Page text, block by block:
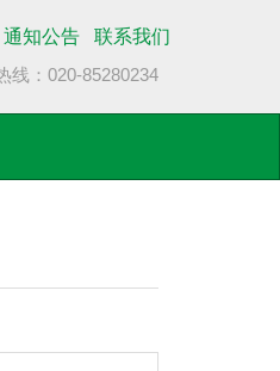
通知公告
联系我们
线：020-85280234